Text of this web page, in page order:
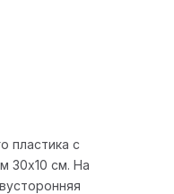
пластика с
30х10 см. На